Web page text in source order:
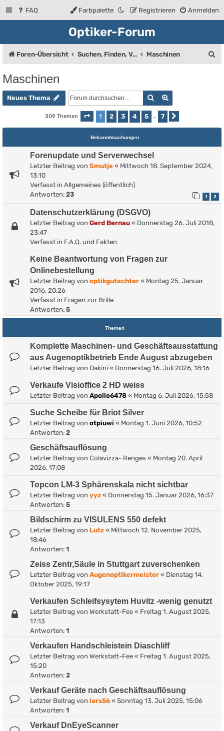
FAQ Anmelden
Registrieren
Farbpalette
Optiker-Forum
Foren-Übersicht Suchen, Finden, Verkaufsanzeigen Maschinen
Maschinen
Neues Thema Suche
309 Themen Seite 1von
1 2 3 4 5 … 7
Bekanntmachungen
Forenupdate und Serverwechsel
Letzter Beitrag von Smutje « Mittwoch 18. September 2024,
13:10
Verfasst in Allgemeines (öffentlich)
Antworten: 23 1 2
Datenschutzerklärung (DSGVO)
Letzter Beitrag von Gerd Bernau « Donnerstag 26. Juli 2018,
23:47
Verfasst in F.A.Q. und Fakten
Keine Beantwortung von Fragen zur
Onlinebestellung
Letzter Beitrag von optikgutachter « Montag 25. Januar
2016, 20:26
Verfasst in Fragen zur Brille
Antworten: 5
Themen
Komplette Maschinen- und Geschäftsausstattung
aus Augenoptikbetrieb Ende August abzugeben
Letzter Beitrag von Dakini « Donnerstag 16. Juli 2026, 18:16
Verkaufe Visioffice 2 HD weiss
Letzter Beitrag von Apollo6478 « Montag 6. Juli 2026, 15:58
Suche Scheibe für Briot Silver
Letzter Beitrag von otpiuwi « Montag 1. Juni 2026, 10:52
Antworten: 2
Geschäftsauflösung
Letzter Beitrag von Colavizza- Renges « Montag 20. April
2026, 17:08
Topcon LM-3 Sphärenskala nicht sichtbar
Letzter Beitrag von yyz « Donnerstag 15. Januar 2026, 16:37
Antworten: 5
Bildschirm zu VISULENS 550 defekt
Letzter Beitrag von Lutz « Mittwoch 12. November 2025,
18:46
Antworten: 1
Zeiss Zentr,Säule in Stuttgart zuverschenken
Letzter Beitrag von Augenoptikermeister « Dienstag 14.
Oktober 2025, 19:17
Verkaufen Schleifsysytem Huvitz -wenig genutzt
Letzter Beitrag von Werkstatt-Fee « Freitag 1. August 2025,
17:13
Antworten: 1
Verkaufen Handschleistein Diaschliff
Letzter Beitrag von Werkstatt-Fee « Freitag 1. August 2025,
15:20
Antworten: 2
Verkauf Geräte nach Geschäftsauflösung
Letzter Beitrag von lars56 « Sonntag 13. Juli 2025, 15:06
Antworten: 1
Verkauf DnEyeScanner